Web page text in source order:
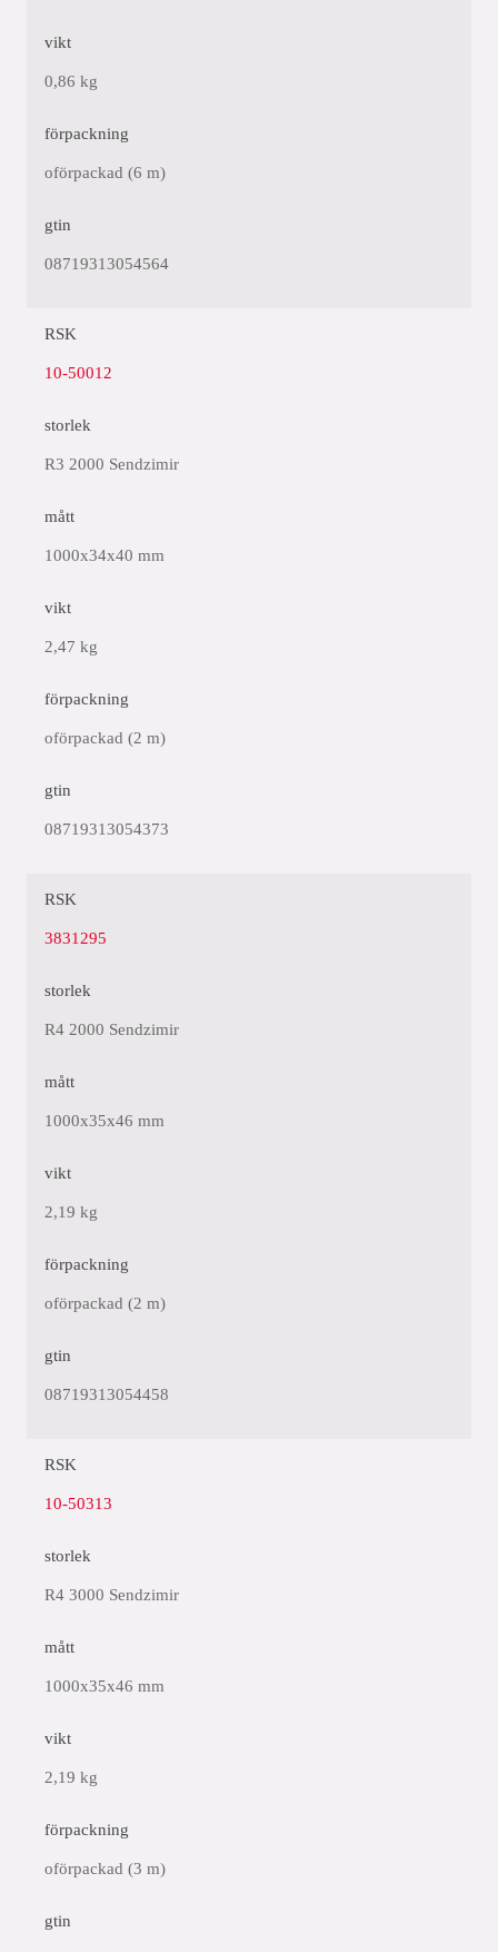
vikt
0,86 kg
förpackning
oförpackad (6 m)
gtin
08719313054564
RSK
10-50012
storlek
R3 2000 Sendzimir
mått
1000x34x40 mm
vikt
2,47 kg
förpackning
oförpackad (2 m)
gtin
08719313054373
RSK
3831295
storlek
R4 2000 Sendzimir
mått
1000x35x46 mm
vikt
2,19 kg
förpackning
oförpackad (2 m)
gtin
08719313054458
RSK
10-50313
storlek
R4 3000 Sendzimir
mått
1000x35x46 mm
vikt
2,19 kg
förpackning
oförpackad (3 m)
gtin